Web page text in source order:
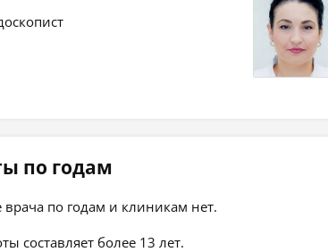
по годам
по годам и клиникам нет.
составляет более 13 лет.